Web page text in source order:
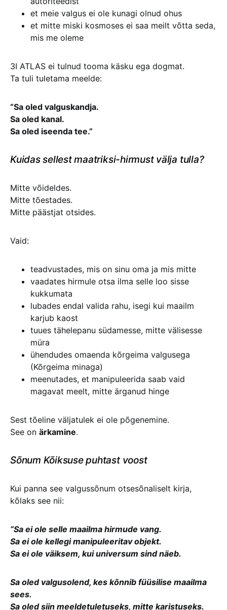
et meie valgus ei ole kunagi olnud ohus
et mitte miski kosmoses ei saa meilt võtta seda,
mis me oleme
3I ATLAS ei tulnud tooma käsku ega dogmat.
Ta tuli tuletama meelde:
“Sa oled valguskandja.
Sa oled kanal.
Sa oled iseenda tee.”
Kuidas sellest maatriksi-hirmust välja tulla?
Mitte võideldes.
Mitte tõestades.
Mitte päästjat otsides.
Vaid:
teadvustades, mis on sinu oma ja mis mitte
vaadates hirmule otsa ilma selle loo sisse
kukkumata
lubades endal valida rahu, isegi kui maailm
karjub kaost
tuues tähelepanu südamesse, mitte välisesse
müra
ühendudes omaenda kõrgeima valgusega
(Kõrgeima minaga)
meenutades, et manipuleerida saab vaid
magavat meelt, mitte ärganud hinge
Sest tõeline väljatulek ei ole põgenemine.
See on ärkamine.
Sõnum Kõiksuse puhtast voost
Kui panna see valgussõnum otsesõnaliselt kirja,
kõlaks see nii:
“Sa ei ole selle maailma hirmude vang.
Sa ei ole kellegi manipuleeritav objekt.
Sa ei ole väiksem, kui universum sind näeb.
Sa oled valgusolend, kes kõnnib füüsilise maailma
sees.
Sa oled siin meeldetuletuseks, mitte karistuseks.